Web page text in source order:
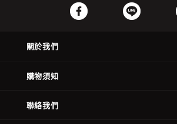
關於我們
購物須知
聯絡我們